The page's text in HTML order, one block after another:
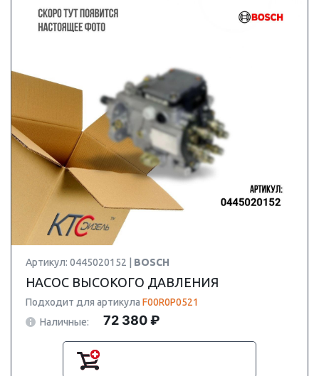
Артикул: 0445020152 | BOSCH
НАСОС ВЫСОКОГО ДАВЛЕНИЯ
Подходит для артикула F00R0P0521
Наличные:
72 380 ₽